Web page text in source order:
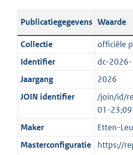
l
c
a
t
i
e
n
f
o
o
t
e
:
2
2
b
b
i
c
a
t
i
i
n
f
o
t
t
e
:
o
b
e
k
t
a
n
d
g
r
o
o
t
Publicatiegegevens Waarde
Collectie
officiële
Identifier
dc-
Jaargang
2026
JOIN identifier
/join/id/
01-
Maker
Etten-
Masterconfiguratie
https://